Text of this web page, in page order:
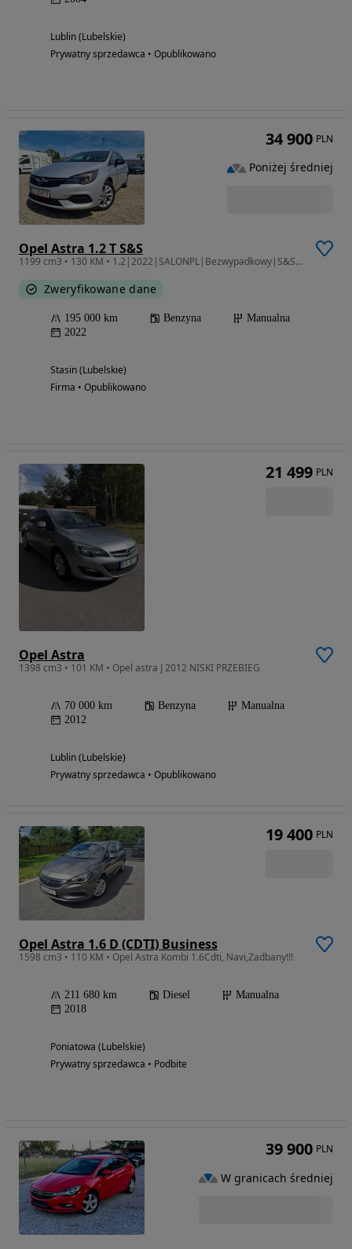
Lublin (Lubelskie)
Prywatny sprzedawca • Opublikowano
Opel Astra 1.2 T S&S
1199 cm3 • 130 KM • 1.2|2022|SALONPL|Bezwypadkowy|S&S Edition|195.000 KM|1Właściciel
Zweryfikowane dane
195 000 km Benzyna
Manualna
2022
Stasin (Lubelskie)
Firma • Opublikowano
34 900 PLN
Poniżej średniej
Opel Astra
1398 cm3 • 101 KM • Opel astra J 2012 NISKI PRZEBIEG
70 000 km Benzyna
Manualna
2012
Lublin (Lubelskie)
Prywatny sprzedawca • Opublikowano
21 499 PLN
Opel Astra 1.6 D (CDTI) Business
1598 cm3 • 110 KM • Opel Astra Kombi 1.6Cdti, Navi,Zadbany!!!
211 680 km Diesel
Manualna
2018
Poniatowa (Lubelskie)
Prywatny sprzedawca • Podbite
19 400 PLN
39 900 PLN
W granicach średniej